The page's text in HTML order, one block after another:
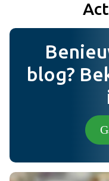
Foto (niet verplicht)
Plaats review
blog?